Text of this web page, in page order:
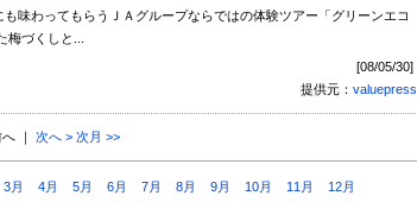
味わってもらうＪＡグループならではの体験ツアー「グリーンエコ
づくしと...
[08/05/30]
提供元： valuepress
｜ 次へ > 次月 >>
3月 4月 5月 6月 7月 8月 9月 10月 11月
12月